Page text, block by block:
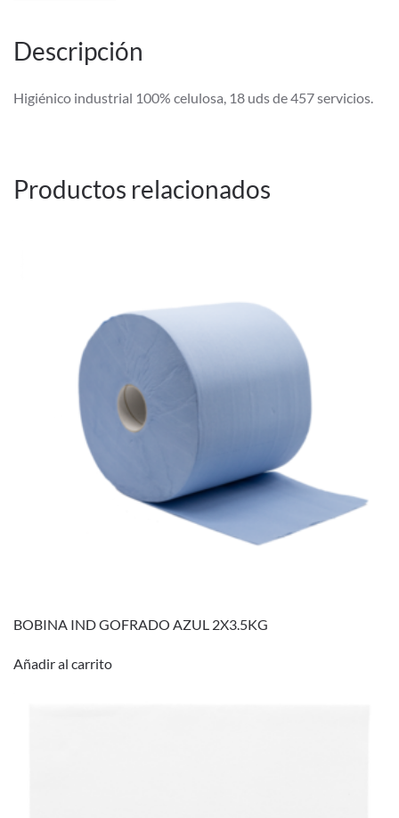
Descripción
Higiénico industrial 100% celulosa, 18 uds de 457 servicios.
Productos relacionados
BOBINA IND GOFRADO AZUL 2X3.5KG
Añadir al carrito